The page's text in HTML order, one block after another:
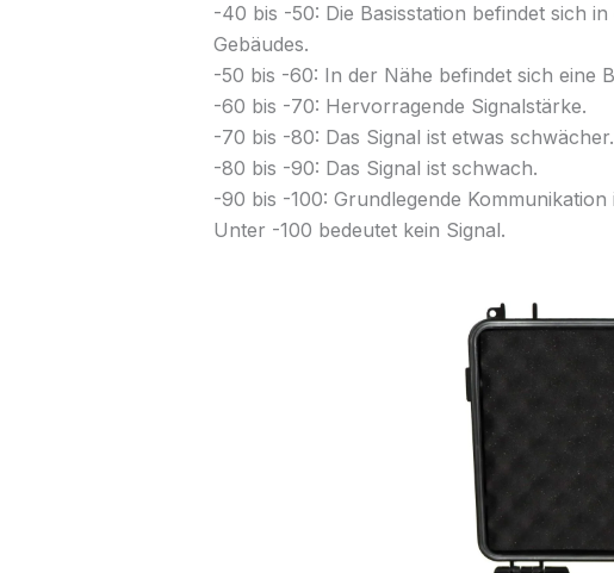
-40 bis -50: Die Basisstation befindet sich
Gebäudes.
-50 bis -60: In der Nähe befindet sich eine
-60 bis -70: Hervorragende Signalstärke.
-70 bis -80: Das Signal ist etwas schwächer.
-80 bis -90: Das Signal ist schwach.
-90 bis -100: Grundlegende Kommunikation
Unter -100 bedeutet kein Signal.